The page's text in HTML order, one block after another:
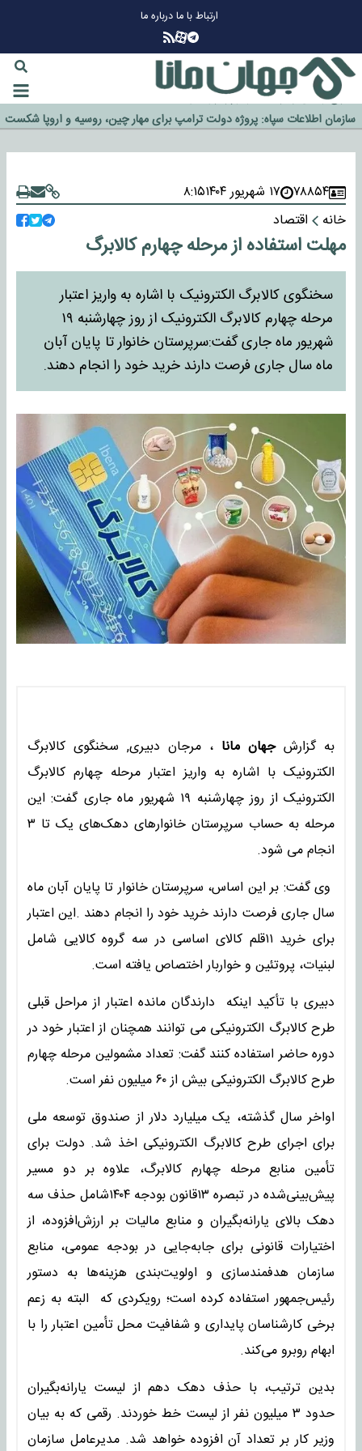
ارتباط با مادرباره ما
گزینه جدایی اوسمار روی میز مدیران پرسپولیس
آیا رئیس جمهور آمریکا قانون را دور می‌زند؟
اخراج رسمی چهره نامدار از پرسپولیس
سازمان اطلاعات سپاه: پروژه دولت ترامپ برای مهار چین، روسیه و اروپا شکست
خورد
۷۸۸۵۴ ۱۷ شهریور ۱۴۰۴
۸:۱۵
خانه
اقتصاد
مهلت استفاده از مرحله چهارم کالابرگ
سخنگوی کالابرگ الکترونیک با اشاره به واریز اعتبار
مرحله چهارم کالابرگ الکترونیک از روز چهارشنبه ۱۹
شهریور ماه جاری گفت:سرپرستان خانوار تا پایان آبان
ماه سال جاری فرصت دارند خرید خود را انجام دهند.
به گزارشجهان مانا ، مرجان دبیری, سخنگوی کالابرگ
الکترونیک با اشاره به واریز اعتبار مرحله چهارم کالابرگ
الکترونیک از روز چهارشنبه ۱۹ شهریور ماه جاری گفت: این
مرحله به حساب سرپرستان خانوارهای دهک‌های یک تا ۳
انجام می شود.
وی گفت: بر این اساس، سرپرستان خانوار تا پایان آبان ماه
سال جاری فرصت دارند خرید خود را انجام دهند .​این اعتبار
برای خرید ۱۱قلم کالای اساسی در سه گروه کالایی شامل
لبنیات، پروتئین و خواربار اختصاص یافته است.
دبیری با تأکید اینکه دارندگان مانده اعتبار از مراحل قبلی
طرح کالابرگ الکترونیکی می توانند همچنان از اعتبار خود در
دوره حاضر استفاده کنند گفت: تعداد مشمولین مرحله چهارم
طرح کالابرگ الکترونیکی بیش از ۶۰ میلیون نفر است.
اواخر سال گذشته، یک میلیارد دلار از صندوق توسعه ملی
برای اجرای طرح کالابرگ الکترونیکی اخذ شد. دولت برای
تأمین منابع مرحله چهارم کالابرگ، علاوه بر دو مسیر
پیش‌بینی‌شده در تبصره ۱۳قانون بودجه ۱۴۰۴شامل حذف سه
دهک بالای یارانه‌بگیران و منابع مالیات بر ارزش‌افزوده، از
اختیارات قانونی برای جابه‌جایی در بودجه عمومی، منابع
سازمان هدفمندسازی و اولویت‌بندی هزینه‌ها به دستور
رئیس‌جمهور استفاده کرده است؛ رویکردی که البته به زعم
برخی کارشناسان پایداری و شفافیت محل تأمین اعتبار را با
ابهام روبرو می‌کند.
بدین ترتیب، با حذف دهک دهم از لیست یارانه‌بگیران
حدود ۳ میلیون نفر از لیست خط خوردند. رقمی که به بیان
وزیر کار بر تعداد آن افزوده خواهد شد. مدیرعامل سازمان